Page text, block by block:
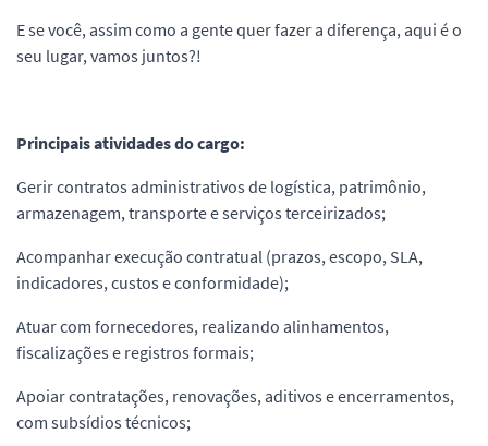
E se você, assim como a gente quer fazer a diferença, aqui é o
seu lugar, vamos juntos?!
Principais atividades do cargo:
Gerir contratos administrativos de logística, patrimônio,
armazenagem, transporte e serviços terceirizados;
Acompanhar execução contratual (prazos, escopo, SLA,
indicadores, custos e conformidade);
Atuar com fornecedores, realizando alinhamentos,
fiscalizações e registros formais;
Apoiar contratações, renovações, aditivos e encerramentos,
com subsídios técnicos;